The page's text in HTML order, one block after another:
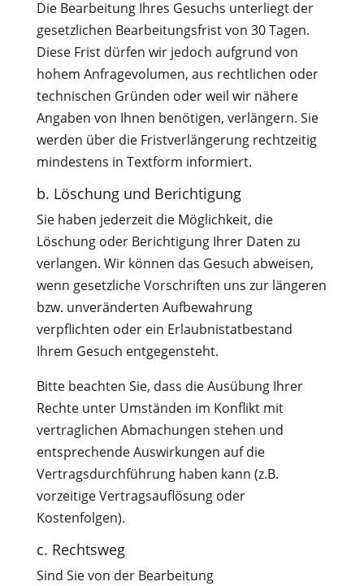
Die Bearbeitung Ihres Gesuchs unterliegt der
gesetzlichen Bearbeitungsfrist von 30 Tagen.
Diese Frist dürfen wir jedoch aufgrund von
hohem Anfragevolumen, aus rechtlichen oder
technischen Gründen oder weil wir nähere
Angaben von Ihnen benötigen, verlängern. Sie
werden über die Fristverlängerung rechtzeitig
mindestens in Textform informiert.
b. Löschung und Berichtigung
Sie haben jederzeit die Möglichkeit, die
Löschung oder Berichtigung Ihrer Daten zu
verlangen. Wir können das Gesuch abweisen,
wenn gesetzliche Vorschriften uns zur längeren
bzw. unveränderten Aufbewahrung
verpflichten oder ein Erlaubnistatbestand
Ihrem Gesuch entgegensteht.
Bitte beachten Sie, dass die Ausübung Ihrer
Rechte unter Umständen im Konflikt mit
vertraglichen Abmachungen stehen und
entsprechende Auswirkungen auf die
Vertragsdurchführung haben kann (z.B.
vorzeitige Vertragsauflösung oder
Kostenfolgen).
c. Rechtsweg
Sind Sie von der Bearbeitung